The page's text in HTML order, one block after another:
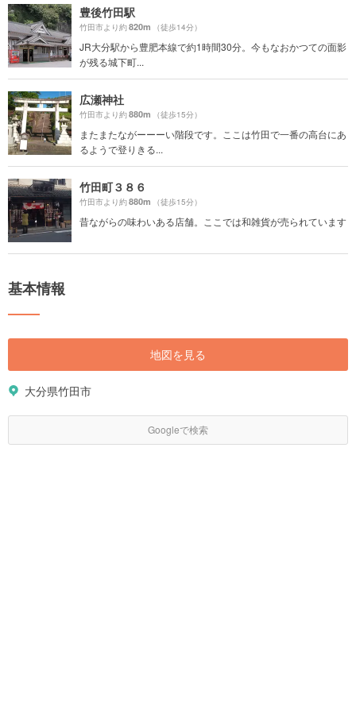
豊後竹田駅
竹田市より約820m （徒歩14分）
JR大分駅から豊肥本線で約1時間30分。今もなおかつての面影
が残る城下町...
広瀬神社
竹田市より約880m （徒歩15分）
またまたながーーーい階段です。ここは竹田で一番の高台にあ
るようで登りきる...
竹田町３８６
竹田市より約880m （徒歩15分）
昔ながらの味わいある店舗。ここでは和雑貨が売られています
基本情報
地図を見る
大分県竹田市
Googleで検索